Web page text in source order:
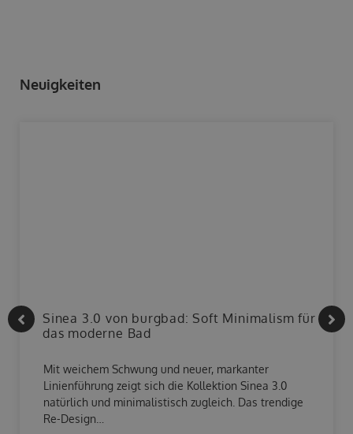
Neuigkeiten
Sinea 3.0 von burgbad: Soft Minimalism für
das moderne Bad
Mit weichem Schwung und neuer, markanter
Linienführung zeigt sich die Kollektion Sinea 3.0
natürlich und minimalistisch zugleich. Das trendige
Re-Design…